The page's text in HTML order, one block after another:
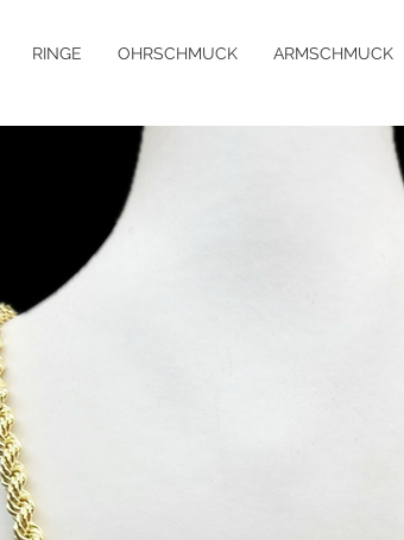
RINGE OHRSCHMUCK ARMSCHMUCK